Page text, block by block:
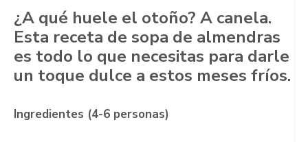
¿A qué huele el otoño? A canela.
Esta receta de sopa de almendras
es todo lo que necesitas para darle
un toque dulce a estos meses fríos.
Ingredientes (4-6 personas)